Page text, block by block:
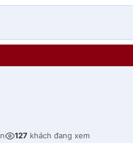
127 khách đang xem